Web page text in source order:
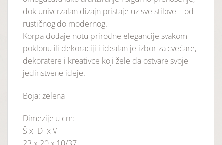
dok univerzalan dizajn pristaje uz sve stilove – od
rustičnog do modernog.
Korpa dodaje notu prirodne elegancije svakom
poklonu ili dekoraciji i idealan je izbor za cvećare,
dekoratere i kreativce koji žele da ostvare svoje
jedinstvene ideje.
Boja: zelena
Dimezije u cm:
Š x D x V